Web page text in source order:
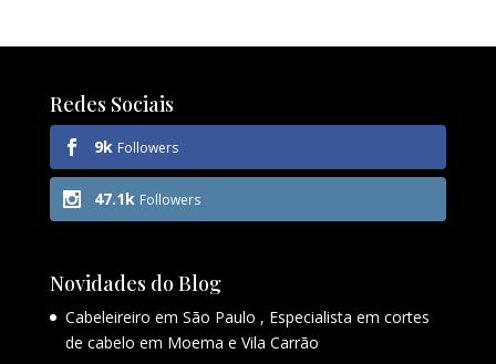
Redes Sociais
9k Followers
47.1k Followers
Novidades do Blog
Cabeleireiro em São Paulo , Especialista em cortes
de cabelo em Moema e Vila Carrão